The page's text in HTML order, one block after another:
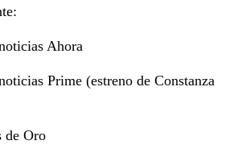
Ahora
Prime (estreno de Constanza
de Oro